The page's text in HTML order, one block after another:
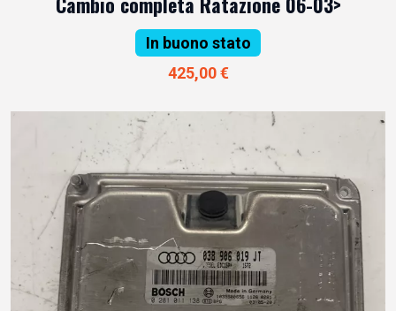
In buono stato
425,00 €